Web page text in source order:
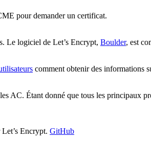
pour demander un certificat.
. Le logiciel de Let’s Encrypt, Boulder, est
comment obtenir des informations
AC. Étant donné que tous les principaux
Let’s Encrypt. GitHub